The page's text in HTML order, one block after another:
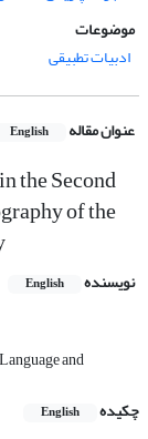
موضوعات
ادبیات تطبیقی
عنوان مقاله English
the Second
of the
نویسنده English
and
چکیده
English